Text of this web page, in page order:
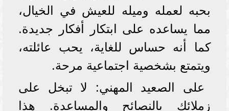
بحبه لعمله وميله للعيش في الخيال،
مما يساعده على ابتكار أفكار جديدة.
كما أنه حساس للغاية، يحب عائلته،
ويتمتع بشخصية اجتماعية مرحة.
على الصعيد المهني: لا تبخل على
زملائك بالنصائح والمساعدة. هذا